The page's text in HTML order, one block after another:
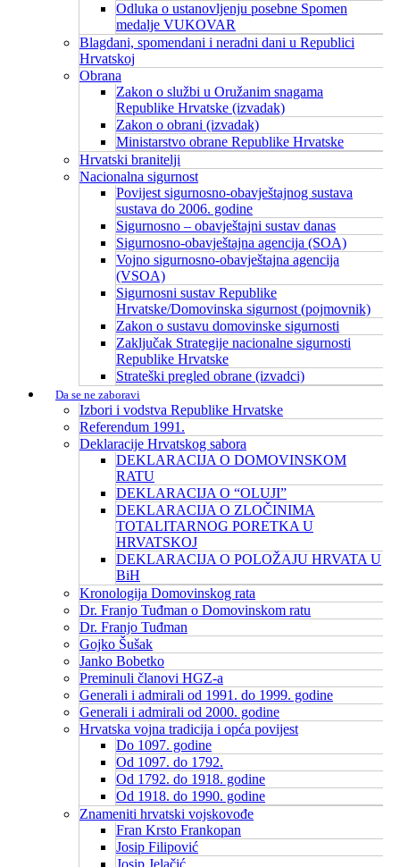
Odluka o ustanovljenju posebne Spomen
medalje VUKOVAR
Blagdani, spomendani i neradni dani u Republici
Hrvatskoj
Obrana
Zakon o službi u Oružanim snagama
Republike Hrvatske (izvadak)
Zakon o obrani (izvadak)
Ministarstvo obrane Republike Hrvatske
Hrvatski branitelji
Nacionalna sigurnost
Povijest sigurnosno-obavještajnog sustava
sustava do 2006. godine
Sigurnosno – obavještajni sustav danas
Sigurnosno-obavještajna agencija (SOA)
Vojno sigurnosno-obavještajna agencija
(VSOA)
Sigurnosni sustav Republike
Hrvatske/Domovinska sigurnost (pojmovnik)
Zakon o sustavu domovinske sigurnosti
Zaključak Strategije nacionalne sigurnosti
Republike Hrvatske
Strateški pregled obrane (izvadci)
Da se ne zaboravi
Izbori i vodstva Republike Hrvatske
Referendum 1991.
Deklaracije Hrvatskog sabora
DEKLARACIJA O DOMOVINSKOM
RATU
DEKLARACIJA O “OLUJI”
DEKLARACIJA O ZLOČINIMA
TOTALITARNOG PORETKA U
HRVATSKOJ
DEKLARACIJA O POLOŽAJU HRVATA U
BiH
Kronologija Domovinskog rata
Dr. Franjo Tuđman o Domovinskom ratu
Dr. Franjo Tuđman
Gojko Šušak
Janko Bobetko
Preminuli članovi HGZ-a
Generali i admirali od 1991. do 1999. godine
Generali i admirali od 2000. godine
Hrvatska vojna tradicija i opća povijest
Do 1097. godine
Od 1097. do 1792.
Od 1792. do 1918. godine
Od 1918. do 1990. godine
Znameniti hrvatski vojskovođe
Fran Krsto Frankopan
Josip Filipović
Josip Jelačić